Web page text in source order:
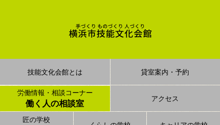
技能文化会館とは 貸室案内・予約
労働情報・相談コーナー
働く人の相談室
匠の学校
アクセス